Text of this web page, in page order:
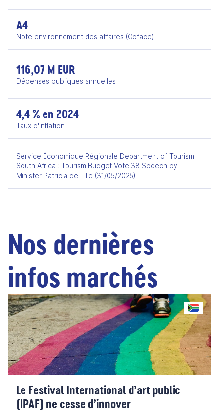
A4
Note environnement des affaires (Coface)
116,07 M EUR
Dépenses publiques annuelles
4,4 % en 2024
Taux d'inflation
Service Économique Régionale Department of Tourism –
South Africa : Tourism Budget Vote 38 Speech by
Minister Patricia de Lille (31/05/2025)
Nos dernières
infos marchés
Le Festival International d’art public
(IPAF) ne cesse d’innover